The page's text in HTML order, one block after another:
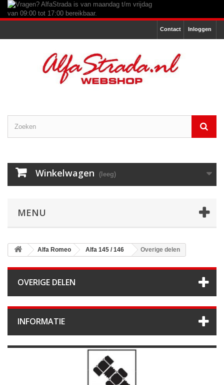
Inloggen
Contact
Winkelwagen (leeg)
MENU
Alfa Romeo Alfa 145 / 146 Overige delen
OVERIGE DELEN
INFORMATIE